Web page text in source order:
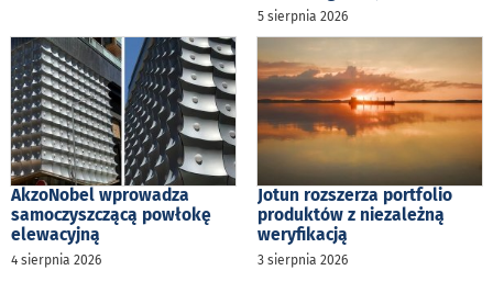
5 sierpnia 2026
AkzoNobel wprowadza
samoczyszczącą powłokę
elewacyjną
4 sierpnia 2026
Jotun rozszerza portfolio
produktów z niezależną
weryfikacją
3 sierpnia 2026